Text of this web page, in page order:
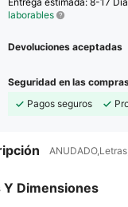
laborables
Devoluciones aceptadas
Seguridad en las
Pagos seguros
Y Dimensiones